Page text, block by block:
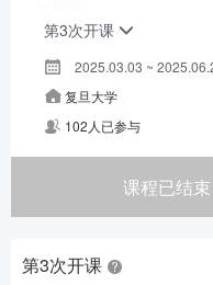
第3次开课
2025.03.03 ~
复旦大学
102人已参与
课程已结
第3次开课